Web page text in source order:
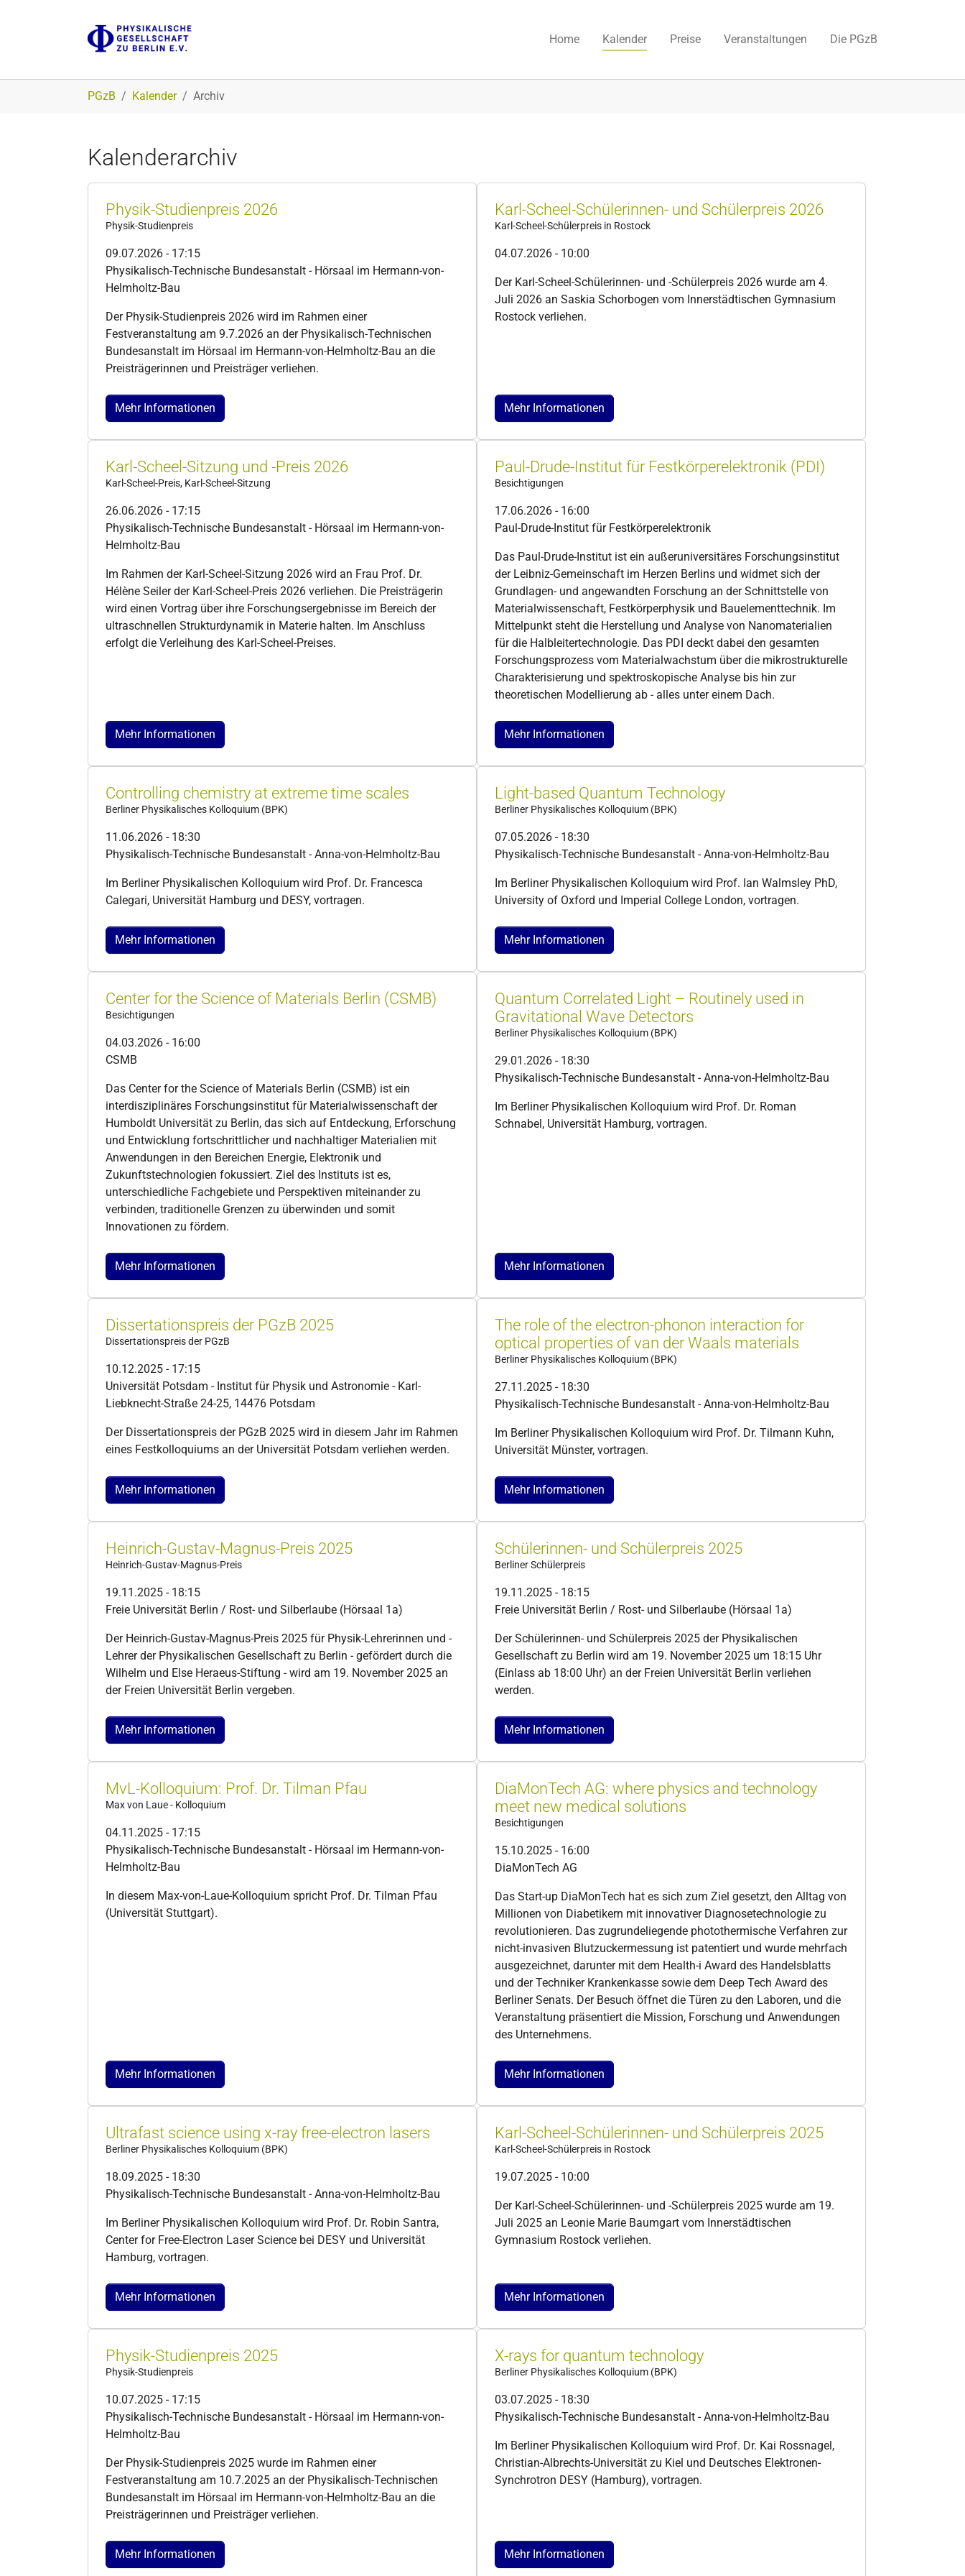
Home Kalender Preise Veranstaltungen Die PGzB
PGzB Kalender Archiv
Kalenderarchiv
Physik-Studienpreis 2026
Physik-Studienpreis
09.07.2026 - 17:15
Physikalisch-Technische Bundesanstalt - Hörsaal im Hermann-von-
Helmholtz-Bau
Der Physik-Studienpreis 2026 wird im Rahmen einer
Festveranstaltung am 9.7.2026 an der Physikalisch-Technischen
Bundesanstalt im Hörsaal im Hermann-von-Helmholtz-Bau an die
Preisträgerinnen und Preisträger verliehen.
Mehr Informationen
Karl-Scheel-Schülerinnen- und Schülerpreis 2026
Karl-Scheel-Schülerpreis in Rostock
04.07.2026 - 10:00
Der Karl-Scheel-Schülerinnen- und -Schülerpreis 2026 wurde am 4.
Juli 2026 an Saskia Schorbogen vom Innerstädtischen Gymnasium
Rostock verliehen.
Mehr Informationen
Karl-Scheel-Sitzung und -Preis 2026
Karl-Scheel-Preis, Karl-Scheel-Sitzung
26.06.2026 - 17:15
Physikalisch-Technische Bundesanstalt - Hörsaal im Hermann-von-
Helmholtz-Bau
Im Rahmen der Karl-Scheel-Sitzung 2026 wird an Frau Prof. Dr.
Hélène Seiler der Karl-Scheel-Preis 2026 verliehen. Die Preisträgerin
wird einen Vortrag über ihre Forschungsergebnisse im Bereich der
ultraschnellen Strukturdynamik in Materie halten. Im Anschluss
erfolgt die Verleihung des Karl-Scheel-Preises.
Mehr Informationen
Paul-Drude-Institut für Festkörperelektronik (PDI)
Besichtigungen
17.06.2026 - 16:00
Paul-Drude-Institut für Festkörperelektronik
Das Paul-Drude-Institut ist ein außeruniversitäres Forschungsinstitut
der Leibniz-Gemeinschaft im Herzen Berlins und widmet sich der
Grundlagen- und angewandten Forschung an der Schnittstelle von
Materialwissenschaft, Festkörperphysik und Bauelementtechnik. Im
Mittelpunkt steht die Herstellung und Analyse von Nanomaterialien
für die Halbleitertechnologie. Das PDI deckt dabei den gesamten
Forschungsprozess vom Materialwachstum über die mikrostrukturelle
Charakterisierung und spektroskopische Analyse bis hin zur
theoretischen Modellierung ab - alles unter einem Dach.
Mehr Informationen
Controlling chemistry at extreme time scales
Berliner Physikalisches Kolloquium (BPK)
11.06.2026 - 18:30
Physikalisch-Technische Bundesanstalt - Anna-von-Helmholtz-Bau
Im Berliner Physikalischen Kolloquium wird Prof. Dr. Francesca
Calegari, Universität Hamburg und DESY, vortragen.
Mehr Informationen
Light-based Quantum Technology
Berliner Physikalisches Kolloquium (BPK)
07.05.2026 - 18:30
Physikalisch-Technische Bundesanstalt - Anna-von-Helmholtz-Bau
Im Berliner Physikalischen Kolloquium wird Prof. Ian Walmsley PhD,
University of Oxford und Imperial College London, vortragen.
Mehr Informationen
Center for the Science of Materials Berlin (CSMB)
Besichtigungen
04.03.2026 - 16:00
CSMB
Das Center for the Science of Materials Berlin (CSMB) ist ein
interdisziplinäres Forschungsinstitut für Materialwissenschaft der
Humboldt Universität zu Berlin, das sich auf Entdeckung, Erforschung
und Entwicklung fortschrittlicher und nachhaltiger Materialien mit
Anwendungen in den Bereichen Energie, Elektronik und
Zukunftstechnologien fokussiert. Ziel des Instituts ist es,
unterschiedliche Fachgebiete und Perspektiven miteinander zu
verbinden, traditionelle Grenzen zu überwinden und somit
Innovationen zu fördern.
Mehr Informationen
Quantum Correlated Light – Routinely used in
Gravitational Wave Detectors
Berliner Physikalisches Kolloquium (BPK)
29.01.2026 - 18:30
Physikalisch-Technische Bundesanstalt - Anna-von-Helmholtz-Bau
Im Berliner Physikalischen Kolloquium wird Prof. Dr. Roman
Schnabel, Universität Hamburg, vortragen.
Mehr Informationen
Dissertationspreis der PGzB 2025
Dissertationspreis der PGzB
10.12.2025 - 17:15
Universität Potsdam - Institut für Physik und Astronomie - Karl-
Liebknecht-Straße 24-25, 14476 Potsdam
Der Dissertationspreis der PGzB 2025 wird in diesem Jahr im Rahmen
eines Festkolloquiums an der Universität Potsdam verliehen werden.
Mehr Informationen
The role of the electron-phonon interaction for
optical properties of van der Waals materials
Berliner Physikalisches Kolloquium (BPK)
27.11.2025 - 18:30
Physikalisch-Technische Bundesanstalt - Anna-von-Helmholtz-Bau
Im Berliner Physikalischen Kolloquium wird Prof. Dr. Tilmann Kuhn,
Universität Münster, vortragen.
Mehr Informationen
Heinrich-Gustav-Magnus-Preis 2025
Heinrich-Gustav-Magnus-Preis
19.11.2025 - 18:15
Freie Universität Berlin / Rost- und Silberlaube (Hörsaal 1a)
Der Heinrich-Gustav-Magnus-Preis 2025 für Physik-Lehrerinnen und -
Lehrer der Physikalischen Gesellschaft zu Berlin - gefördert durch die
Wilhelm und Else Heraeus-Stiftung - wird am 19. November 2025 an
der Freien Universität Berlin vergeben.
Mehr Informationen
Schülerinnen- und Schülerpreis 2025
Berliner Schülerpreis
19.11.2025 - 18:15
Freie Universität Berlin / Rost- und Silberlaube (Hörsaal 1a)
Der Schülerinnen- und Schülerpreis 2025 der Physikalischen
Gesellschaft zu Berlin wird am 19. November 2025 um 18:15 Uhr
(Einlass ab 18:00 Uhr) an der Freien Universität Berlin verliehen
werden.
Mehr Informationen
MvL-Kolloquium: Prof. Dr. Tilman Pfau
Max von Laue - Kolloquium
04.11.2025 - 17:15
Physikalisch-Technische Bundesanstalt - Hörsaal im Hermann-von-
Helmholtz-Bau
In diesem Max-von-Laue-Kolloquium spricht Prof. Dr. Tilman Pfau
(Universität Stuttgart).
Mehr Informationen
DiaMonTech AG: where physics and technology
meet new medical solutions
Besichtigungen
15.10.2025 - 16:00
DiaMonTech AG
Das Start-up DiaMonTech hat es sich zum Ziel gesetzt, den Alltag von
Millionen von Diabetikern mit innovativer Diagnosetechnologie zu
revolutionieren. Das zugrundeliegende photothermische Verfahren zur
nicht-invasiven Blutzuckermessung ist patentiert und wurde mehrfach
ausgezeichnet, darunter mit dem Health-i Award des Handelsblatts
und der Techniker Krankenkasse sowie dem Deep Tech Award des
Berliner Senats. Der Besuch öffnet die Türen zu den Laboren, und die
Veranstaltung präsentiert die Mission, Forschung und Anwendungen
des Unternehmens.
Mehr Informationen
Ultrafast science using x-ray free-electron lasers
Berliner Physikalisches Kolloquium (BPK)
18.09.2025 - 18:30
Physikalisch-Technische Bundesanstalt - Anna-von-Helmholtz-Bau
Im Berliner Physikalischen Kolloquium wird Prof. Dr. Robin Santra,
Center for Free-Electron Laser Science bei DESY und Universität
Hamburg, vortragen.
Mehr Informationen
Karl-Scheel-Schülerinnen- und Schülerpreis 2025
Karl-Scheel-Schülerpreis in Rostock
19.07.2025 - 10:00
Der Karl-Scheel-Schülerinnen- und -Schülerpreis 2025 wurde am 19.
Juli 2025 an Leonie Marie Baumgart vom Innerstädtischen
Gymnasium Rostock verliehen.
Mehr Informationen
Physik-Studienpreis 2025
Physik-Studienpreis
10.07.2025 - 17:15
Physikalisch-Technische Bundesanstalt - Hörsaal im Hermann-von-
Helmholtz-Bau
Der Physik-Studienpreis 2025 wurde im Rahmen einer
Festveranstaltung am 10.7.2025 an der Physikalisch-Technischen
Bundesanstalt im Hörsaal im Hermann-von-Helmholtz-Bau an die
Preisträgerinnen und Preisträger verliehen.
Mehr Informationen
X-rays for quantum technology
Berliner Physikalisches Kolloquium (BPK)
03.07.2025 - 18:30
Physikalisch-Technische Bundesanstalt - Anna-von-Helmholtz-Bau
Im Berliner Physikalischen Kolloquium wird Prof. Dr. Kai Rossnagel,
Christian-Albrechts-Universität zu Kiel und Deutsches Elektronen-
Synchrotron DESY (Hamburg), vortragen.
Mehr Informationen